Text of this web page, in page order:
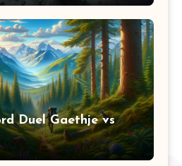
Duel Gaethje vs